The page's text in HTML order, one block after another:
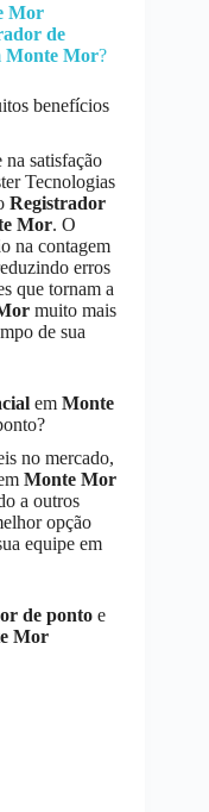
Mor
de
Monte Mor?
benefícios
na satisfação
Tecnologias
Registrador
Mor. O
na contagem
erros
que tornam a
muito mais
de sua
em Monte
no mercado,
Monte Mor
a outros
opção
equipe em
de ponto e
Mor